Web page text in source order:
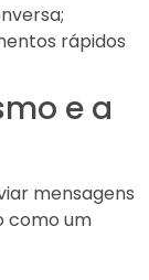
rápidos
e a
mensagens
como um